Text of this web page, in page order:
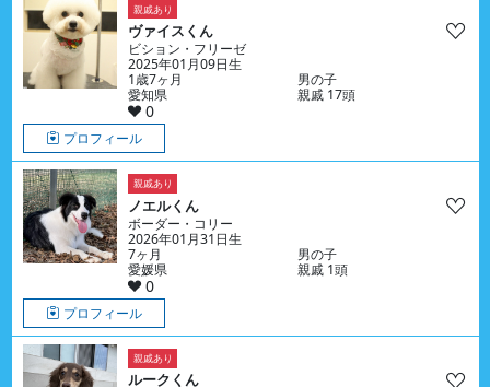
親戚あり
ヴァイスくん
ビション・フリーゼ
2025年01月09日生
1歳7ヶ月
男の子
愛知県
親戚 17頭
0
プロフィール
親戚あり
ノエルくん
ボーダー・コリー
2026年01月31日生
7ヶ月
男の子
愛媛県
親戚 1頭
0
プロフィール
親戚あり
ルークくん